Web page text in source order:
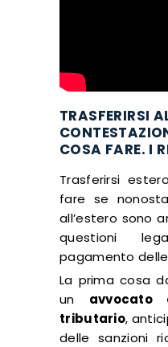
TRASFERIRSI
COSA FARE. I
Trasferirsi
fare se
all’estero sono
questioni
pagamento
La prima cosa
un
tributario,
delle sanzioni